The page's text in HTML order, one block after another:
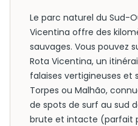
Le parc naturel du Sud-
Vicentina offre des
sauvages. Vous pouvez
Rota Vicentina, un
falaises vertigineuses et
Torpes ou Malhão,
de spots de surf au sud
brute et intacte (parfait